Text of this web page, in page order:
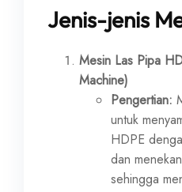
Jenis-jenis
Mesin Las Pipa
Machine)
Pengertian:
untuk
HDPE
dan
sehingga